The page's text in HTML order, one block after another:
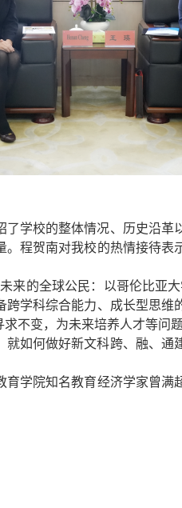
了学校的整体情况、历史沿
。程贺南对我校的热情接待表
来的全球公民：以哥伦比亚
学科综合能力、成长型思
不变，为未来培养人才等问题
如何做好新文科跨、融、
学院知名教育经济学家曾满